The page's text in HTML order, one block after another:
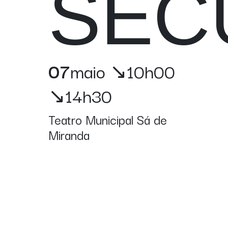
07maio ↘10h00
↘14h30
Teatro Municipal Sá de
Miranda